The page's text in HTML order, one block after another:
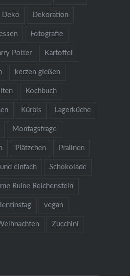
Deko Dekoration
Fotografie
Potter Kartoffel
kerzen gießen
Kochbuch
Kürbis Lagerküche
Montagsfrage
Plätzchen Pralinen
einfach Schokolade
Ruine Reichenstein
vegan
Zucchini